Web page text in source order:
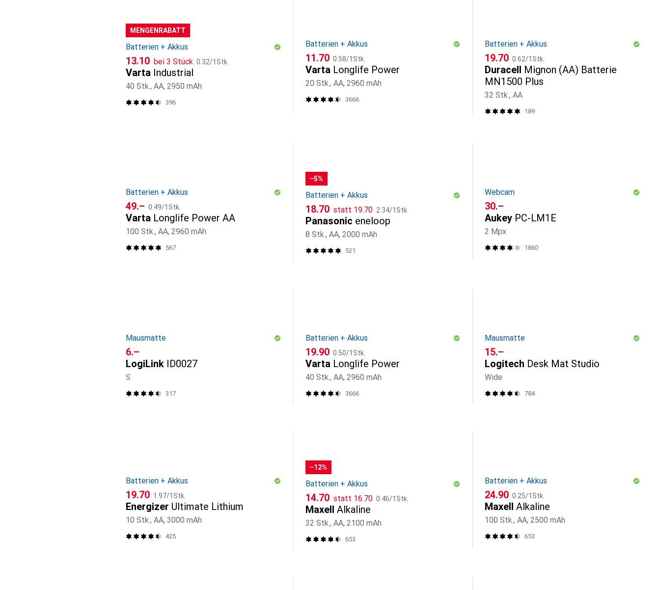
MENGENRABATT
Batterien + Akkus
CHF
13.10 bei 3 Stück CHF
0.32/1Stk.
Varta Industrial
40 Stk., AA, 2950 mAh
396
Batterien + Akkus
CHF
11.70 CHF
0.58/1Stk.
Varta Longlife Power
20 Stk., AA, 2960 mAh
3666
Batterien + Akkus
CHF
19.70 CHF
0.62/1Stk.
Duracell Mignon (AA) Batterie
MN1500 Plus
32 Stk., AA
189
Batterien + Akkus
CHF
49.– CHF
0.49/1Stk.
Varta Longlife Power AA
100 Stk., AA, 2960 mAh
567
−5%
Batterien + Akkus
CHF
18.70 statt CHF
19.70 CHF
2.34/1Stk.
Panasonic eneloop
8 Stk., AA, 2000 mAh
521
Webcam
CHF
30.–
Aukey PC-LM1E
2 Mpx
1860
Mausmatte
CHF
6.–
LogiLink ID0027
S
317
Batterien + Akkus
CHF
19.90 CHF
0.50/1Stk.
Varta Longlife Power
40 Stk., AA, 2960 mAh
3666
Mausmatte
CHF
15.–
Logitech Desk Mat Studio
Wide
784
Batterien + Akkus
CHF
19.70 CHF
1.97/1Stk.
Energizer Ultimate Lithium
10 Stk., AA, 3000 mAh
425
−12%
Batterien + Akkus
CHF
14.70 statt CHF
16.70 CHF
0.46/1Stk.
Maxell Alkaline
32 Stk., AA, 2100 mAh
653
Batterien + Akkus
CHF
24.90 CHF
0.25/1Stk.
Maxell Alkaline
100 Stk., AA, 2500 mAh
653